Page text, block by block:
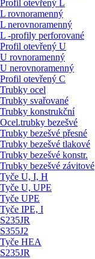
Profil otevřený L
L rovnoramenný
L nerovnoramenný
L -profily perforované
Profil otevřený U
U rovnoramenný
U nerovnoramenný
Profil otevřený C
Trubky ocel
Trubky svařované
Trubky konstrukční
Ocel.trubky bezešvé
Trubky bezešvé přesné
Trubky bezešvé tlakové
Trubky bezešvé konstr.
Trubky bezešvé závitové
Tyče U, I, H
Tyče U, UPE
Tyče UPE
Tyče IPE, I
S235JR
S355J2
Tyče HEA
S235JR